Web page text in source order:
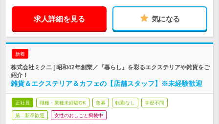
求人詳細を見る 気になる
新着
株式会社ミクニ | 昭和42年創業／『暮らし』を彩るエクステリアや雑貨をご
紹介！
雑貨＆エクステリア＆カフェの【店舗スタッフ】※未経験歓迎
正社員 職種・業種未経験OK 急募 転勤なし 学歴不問
第二新卒歓迎 女性のおしごと掲載中